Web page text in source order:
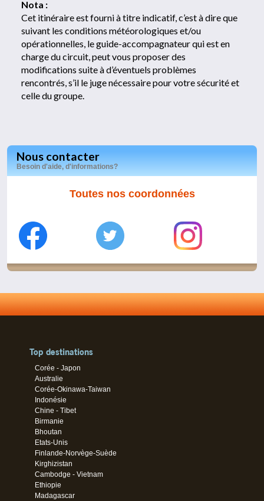
Nota :
Cet itinéraire est fourni à titre indicatif, c’est à dire que
suivant les conditions météorologiques et/ou
opérationnelles, le guide-accompagnateur qui est en
charge du circuit, peut vous proposer des
modifications suite à d’éventuels problèmes
rencontrés, s’il le juge nécessaire pour votre sécurité et
celle du groupe.
Nous contacter
Besoin d'aide, d'informations?
Toutes nos coordonnées
Top destinations
Corée - Japon
Australie
Corée-Okinawa-Taiwan
Indonésie
Chine - Tibet
Birmanie
Bhoutan
Etats-Unis
Finlande-Norvège-Suède
Kirghizistan
Cambodge - Vietnam
Ethiopie
Madagascar